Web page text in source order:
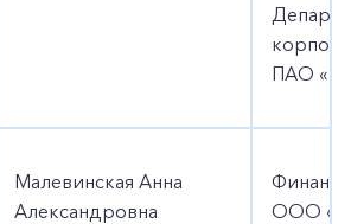
ПАО
Малевинская Анна
Александровна
ООО